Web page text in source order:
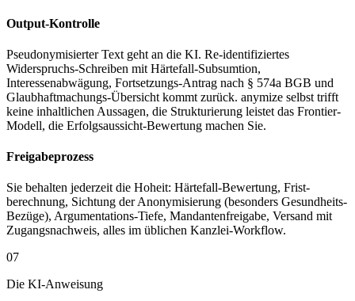
Output-Kontrolle
Pseudonymisierter Text geht an die KI. Re-identifiziertes
Widerspruchs-Schreiben mit Härtefall-Subsumtion,
Interessenabwägung, Fortsetzungs-Antrag nach § 574a BGB und
Glaubhaftmachungs-Übersicht kommt zurück. anymize selbst trifft
keine inhaltlichen Aussagen, die Strukturierung leistet das Frontier-
Modell, die Erfolgsaussicht-Bewertung machen Sie.
Freigabeprozess
Sie behalten jederzeit die Hoheit: Härtefall-Bewertung, Frist­
berechnung, Sichtung der Anonymisierung (besonders Gesundheits-
Bezüge), Argumentations-Tiefe, Mandantenfreigabe, Versand mit
Zugangsnachweis, alles im üblichen Kanzlei-Workflow.
07
Die KI-Anweisung